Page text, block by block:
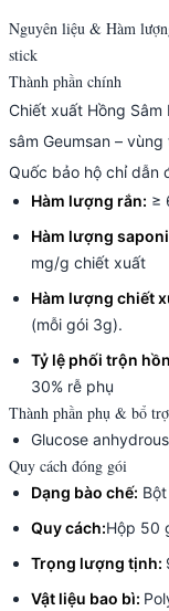
Nguyên liệu & Hàm
stick
Thành phần chính
Chiết xuất Hồng
sâm Geumsan –
Quốc bảo hộ chỉ dẫn
Hàm lượng rắn: ≥
Hàm lượng
mg/g chiết xuất
Hàm lượng chiết
(mỗi gói 3g).
Tỷ lệ phối trộn
30% rễ phụ
Thành phần phụ & bổ
Glucose
Quy cách đóng gói
Dạng bào chế:
Quy cách:Hộp 50
Trọng lượng tịnh:
Vật liệu bao bì: